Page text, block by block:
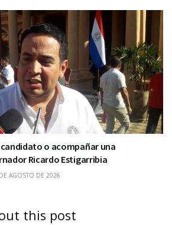
candidato o acompañar una
Ricardo Estigarribia
AGOSTO DE 2026
this post